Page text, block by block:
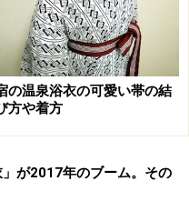
の温泉浴衣の可愛い帯の結
方や着方
」が2017年のブーム。その